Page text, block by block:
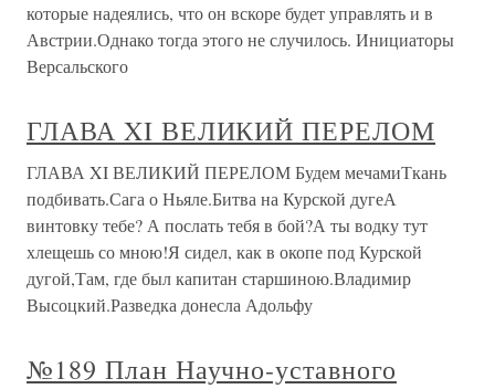
которые надеялись, что он вскоре будет управлять и в
Австрии.Однако тогда этого не случилось. Инициаторы
Версальского
ГЛАВА XI ВЕЛИКИЙ ПЕРЕЛОМ
ГЛАВА XI ВЕЛИКИЙ ПЕРЕЛОМ Будем мечамиТкань
подбивать.Сага о Ньяле.Битва на Курской дугеА
винтовку тебе? А послать тебя в бой?А ты водку тут
хлещешь со мною!Я сидел, как в окопе под Курской
дугой,Там, где был капитан старшиною.Владимир
Высоцкий.Разведка донесла Адольфу
№189 План Научно-уставного